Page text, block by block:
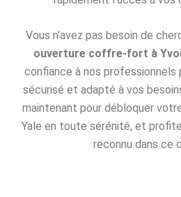
Vous n’avez pas besoin de
ouverture coffre-fort à
confiance à nos professionnels
sécurisé et adapté à vos
maintenant pour débloquer
Yale en toute sérénité, et
reconnu dans ce